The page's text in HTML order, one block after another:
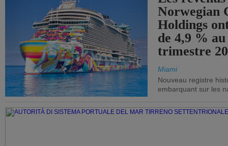
Norwegian
Holdings
de 4,9 %
trimestre
Miami
Nouveau registre
embarquant sur les